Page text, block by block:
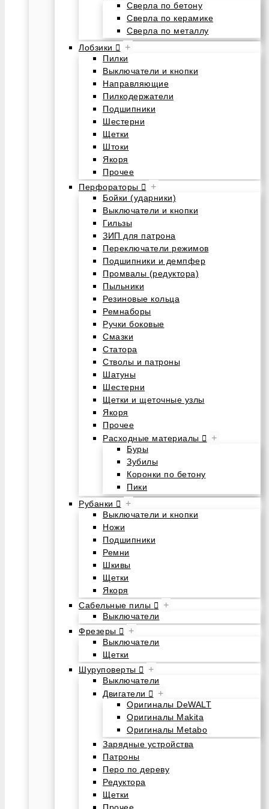
Сверла по бетону
Сверла по керамике
Сверла по металлу
Лобзики
+
Пилки
Выключатели и кнопки
Направляющие
Пилкодержатели
Подшипники
Шестерни
Щетки
Штоки
Якоря
Прочее
Перфораторы
+
Бойки (ударники)
Выключатели и кнопки
Гильзы
ЗИП для патрона
Переключатели режимов
Подшипники и демпфер
Промвалы (редуктора)
Пыльники
Резиновые кольца
Ремнаборы
Ручки боковые
Смазки
Статора
Стволы и патроны
Шатуны
Шестерни
Щетки и щеточные узлы
Якоря
Прочее
Расходные материалы
+
Буры
Зубилы
Коронки по бетону
Пики
Рубанки
+
Выключатели и кнопки
Ножи
Подшипники
Ремни
Шкивы
Щетки
Якоря
Сабельные пилы
+
Выключатели
Фрезеры
+
Выключатели
Щетки
Шуруповерты
+
Выключатели
Двигатели
+
Оригиналы DeWALT
Оригиналы Makita
Оригиналы Metabo
Зарядные устройства
Патроны
Перо по дереву
Редуктора
Щетки